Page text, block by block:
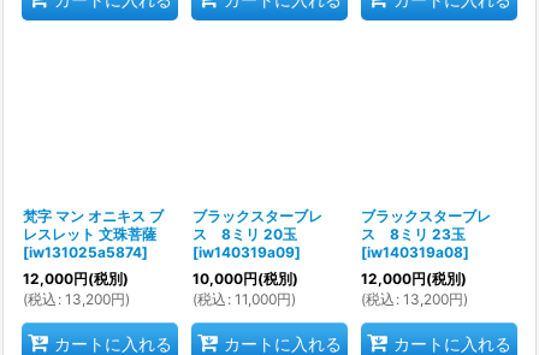
梵字 マン オニキス ブ
レスレット 文珠菩薩
[iw131025a5874]
12,000円(税別)
(税込 : 13,200円)
カートに入れる
ブラックスターブレ
ス 8ミリ 20玉
[iw140319a09]
10,000円(税別)
(税込 : 11,000円)
カートに入れる
ブラックスターブレ
ス 8ミリ 23玉
[iw140319a08]
12,000円(税別)
(税込 : 13,200円)
カートに入れる